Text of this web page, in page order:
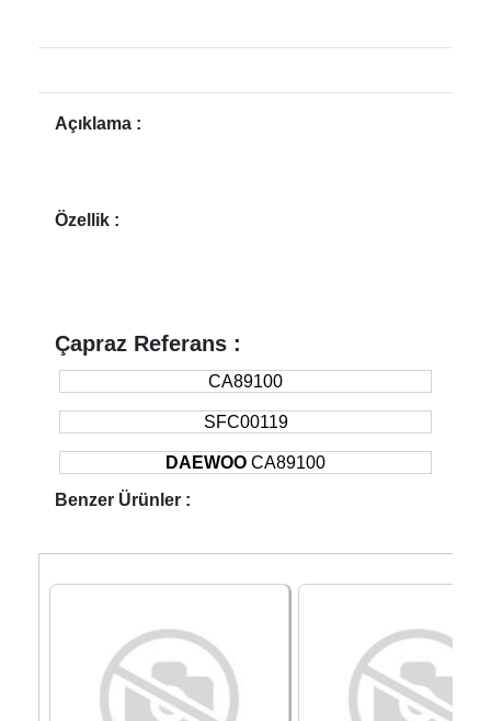
Açıklama :
Özellik :
Çapraz Referans :
CA89100
SFC00119
DAEWOO CA89100
Benzer Ürünler :